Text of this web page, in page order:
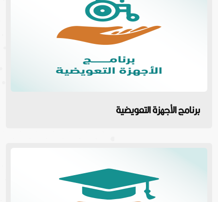
برنامج الأجهزة التعويضية